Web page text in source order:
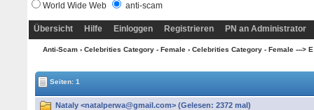
World Wide Web anti-scam
Übersicht Hilfe Einloggen Registrieren PN an Administrator
Anti-Scam› Celebrities Category - Female› Celebrities Category - Female ---> E
Seiten: 1
Nataly <natalperwa@gmail.com> (Gelesen: 2372 mal)